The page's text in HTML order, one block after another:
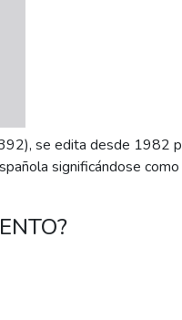
se edita desde 1982
significándose